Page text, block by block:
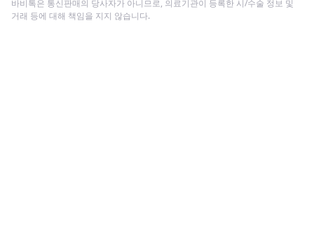
바비톡은 통신판매의 당사자가 아니므로, 의료기관이 등록한 시/수술 정보 및
거래 등에 대해 책임을 지지 않습니다.